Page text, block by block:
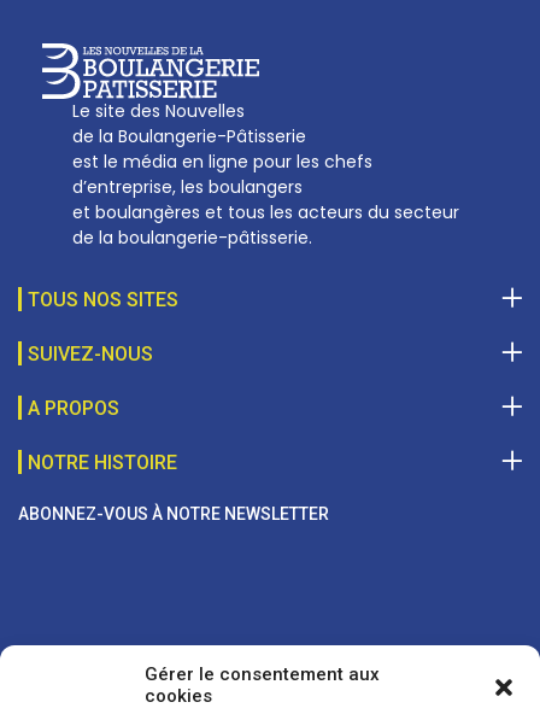
Gérer le consentement aux
cookies
Le site des Nouvelles
de la Boulangerie-Pâtisserie
est le média en ligne pour les chefs
d’entreprise, les boulangers
et boulangères et tous les acteurs du secteur
de la boulangerie-pâtisserie.
TOUS NOS SITES
SUIVEZ-NOUS
A PROPOS
NOTRE HISTOIRE
ABONNEZ-VOUS À NOTRE NEWSLETTER